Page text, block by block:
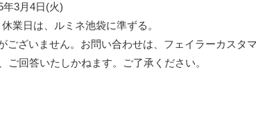
年3月4日(火)
業日は、ルミネ池袋に準ずる。
ざいません。お問い合わせは、フェイラーカスタ
回答いたしかねます。ご了承ください。